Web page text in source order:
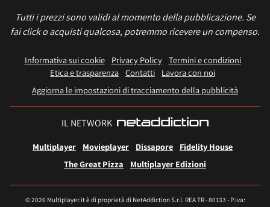
Tutti i prezzi sono validi al momento della pubblicazione. Se
fai click o acquisti qualcosa, potremmo ricevere un compenso.
Informativa sui cookie Privacy Policy
Termini e condizioni
Etica e trasparenza Contatti
Lavora con noi
Aggiorna le impostazioni di tracciamento della pubblicità
IL NETWORK
Multiplayer Movieplayer Dissapore
Fidelity House
The Great Pizza
Multiplayer Edizioni
© 2026 Multiplayer.it è di proprietà di NetAddiction S.r.l. REA TR - 80133 - P.iva: